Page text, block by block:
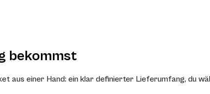
bekommst
aus einer Hand: ein klar definierter Lieferumfang, du